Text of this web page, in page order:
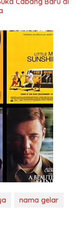
nama gelar